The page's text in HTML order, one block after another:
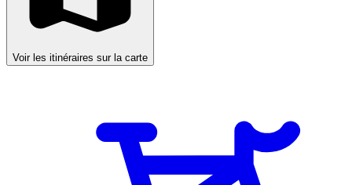
Voir les itinéraires sur la carte